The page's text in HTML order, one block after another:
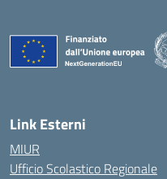
Link Esterni
MIUR
Ufficio Scolastico Regionale